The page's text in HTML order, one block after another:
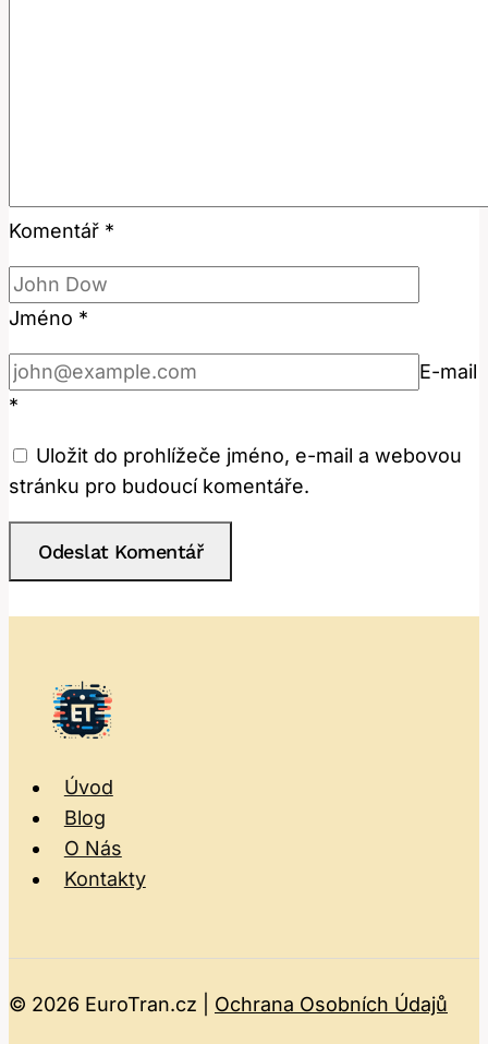
Komentář *
Jméno *
E-mail
*
Uložit do prohlížeče jméno, e-mail a webovou
stránku pro budoucí komentáře.
Úvod
Blog
O Nás
Kontakty
© 2026 EuroTran.cz | Ochrana Osobních Údajů